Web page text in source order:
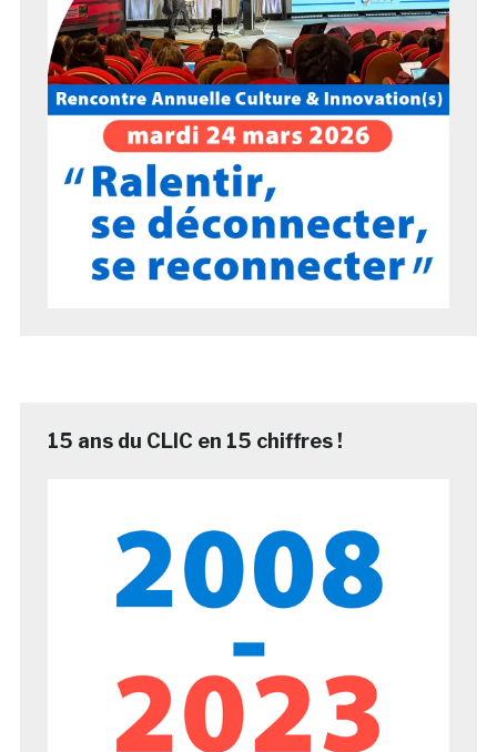
15 ans du CLIC en 15 chiffres !